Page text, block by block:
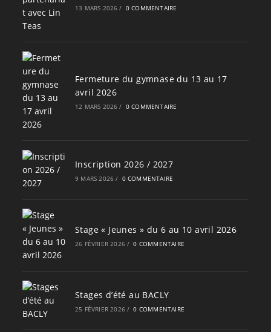
13 MARS 2026 / 0 COMMENTAIRE
Fermeture du gymnase du 13 au 17
avril 2026
12 MARS 2026 / 0 COMMENTAIRE
Inscription 2026 / 2027
9 MARS 2026 / 0 COMMENTAIRE
Stage « Jeunes » du 6 au 10 avril 2026
26 FÉVRIER 2026 / 0 COMMENTAIRE
Stages d’été au BACLY
25 FÉVRIER 2026 / 0 COMMENTAIRE